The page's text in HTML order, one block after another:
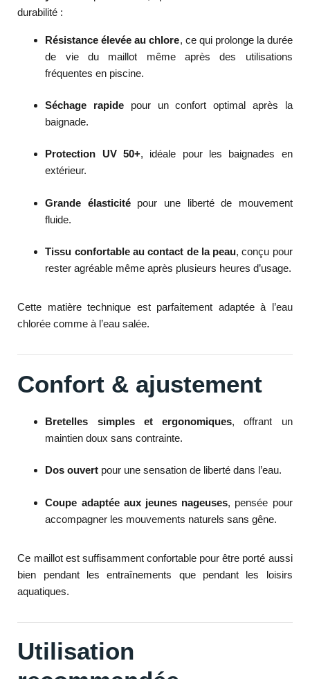
durabilité :
Résistance élevée au chlore, ce qui prolonge la durée
de vie du maillot même après des utilisations
fréquentes en piscine.
Séchage rapide pour un confort optimal après la
baignade.
Protection UV 50+, idéale pour les baignades en
extérieur.
Grande élasticitépour une liberté de mouvement
fluide.
Tissu confortable au contact de la peau, conçu pour
rester agréable même après plusieurs heures d’usage.
Cette matière technique est parfaitement adaptée à l’eau
chlorée comme à l’eau salée.
Confort & ajustement
Bretelles simples et ergonomiques, offrant un
maintien doux sans contrainte.
Dos ouvert pour une sensation de liberté dans l’eau.
Coupe adaptée aux jeunes nageuses, pensée pour
accompagner les mouvements naturels sans gêne.
Ce maillot est suffisamment confortable pour être porté aussi
bien pendant les entraînements que pendant les loisirs
aquatiques.
Utilisation